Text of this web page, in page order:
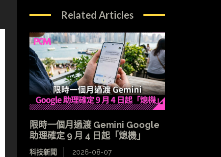
Related Articles
限時一個月過渡 Gemini Google
助理確定 9 月 4 日起「熄機」
科技新聞 2026-08-07